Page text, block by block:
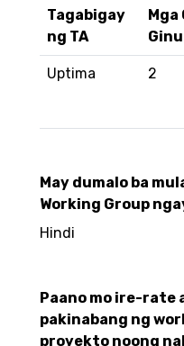
Tagabigay
ng TA
Mga
Uptima 2
May dumalo ba
Working Group
Hindi
Paano mo ire-rate
pakinabang ng
proyekto noong